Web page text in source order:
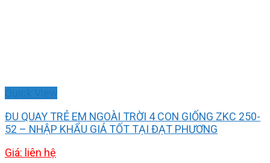
ĐU QUAY TRẺ EM NGOÀI TRỜI 4 CON GIỐNG ZKC 250-
52 – NHẬP KHẨU GIÁ TỐT TẠI ĐẠT PHƯƠNG
Giá: liên hệ